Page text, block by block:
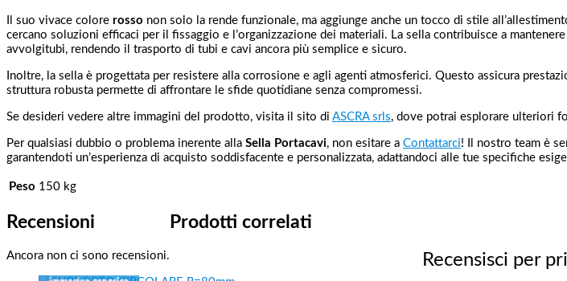
Il suo vivace colore rosso non solo la rende funzionale, ma aggiunge anche un tocco di stile
cercano soluzioni efficaci per il fissaggio e l’organizzazione dei materiali. La sella contribuisce a
avvolgitubi, rendendo il trasporto di tubi e cavi ancora più semplice e sicuro.
Inoltre, la sella è progettata per resistere alla corrosione e agli agenti atmosferici. Questo assicura
struttura robusta permette di affrontare le sfide quotidiane senza compromessi.
Se desideri vedere altre immagini del prodotto, visita il sito di ASCRA srls, dove potrai esplorare ulteriori
Per qualsiasi dubbio o problema inerente alla Sella Portacavi, non esitare a Contattarci! Il nostro team è
garantendoti un’esperienza di acquisto soddisfacente e personalizzata, adattandoci alle tue specifiche
Peso 150 kg
Recensioni
Ancora non ci sono recensioni. Recensisci per
Prodotti correlati